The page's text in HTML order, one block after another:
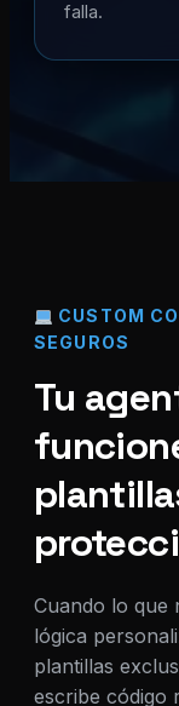
falla.
CUSTOM
SEGUROS
Tu
Cuando lo que
lógica
plantillas
escribe código